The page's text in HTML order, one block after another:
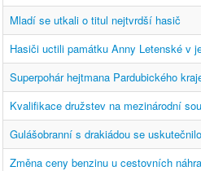
Mladí se utkali o titul nejtvrdší hasič
Hasiči uctili památku Anny Letenské v
Superpohár hejtmana Pardubického
Kvalifikace družstev na mezinárodní
Gulášobranní s drakiádou se
Změna ceny benzinu u cestovních